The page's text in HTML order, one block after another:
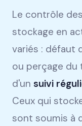
Le contrôle
stockage en
variés : défaut
ou perçage du
d'un suivi
Ceux qui
sont soumis à